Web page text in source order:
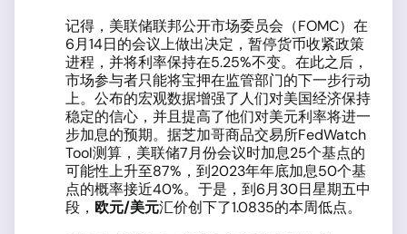
记得，美联储联邦公开市场委员会（FOMC）在
6月14日的会议上做出决定，暂停货币收紧政策
进程，并将利率保持在5.25%不变。在此之后，
市场参与者只能将宝押在监管部门的下一步行动
上。公布的宏观数据增强了人们对美国经济保持
稳定的信心，并且提高了他们对美元利率将进一
步加息的预期。据芝加哥商品交易所FedWatch
Tool测算，美联储7月份会议时加息25个基点的
可能性上升至87%，到2023年年底加息50个基
点的概率接近40%。于是，到6月30日星期五中
段， 欧元/美元汇价创下了1.0835的本周低点。